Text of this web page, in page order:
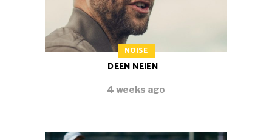
NOISE
DEEN NEIEN
4 weeks ago